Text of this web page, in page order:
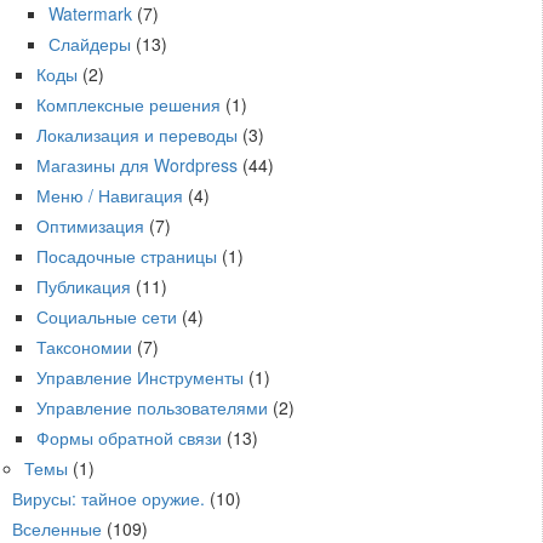
Watermark (7)
Слайдеры (13)
Коды (2)
Комплексные решения (1)
Локализация и переводы (3)
Магазины для Wordpress (44)
Меню / Навигация (4)
Оптимизация (7)
Посадочные страницы (1)
Публикация (11)
Социальные сети (4)
Таксономии (7)
Управление Инструменты (1)
Управление пользователями (2)
Формы обратной связи (13)
Темы (1)
Вирусы: тайное оружие. (10)
Вселенные (109)